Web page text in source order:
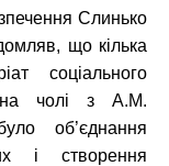
Слинько
що кілька
соціального
на чолі з А.М.
об’єднання
і створення